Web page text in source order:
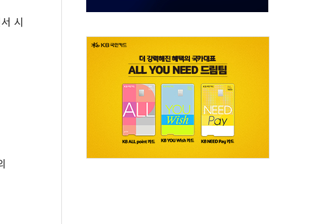
일하던 90대 숨져…온열질환 여부 조사
면허 기능시험 오전 집중 편성…체감온도 38도 넘으면 중단
주가누르기 방지법' 전면 재검토 지시
시